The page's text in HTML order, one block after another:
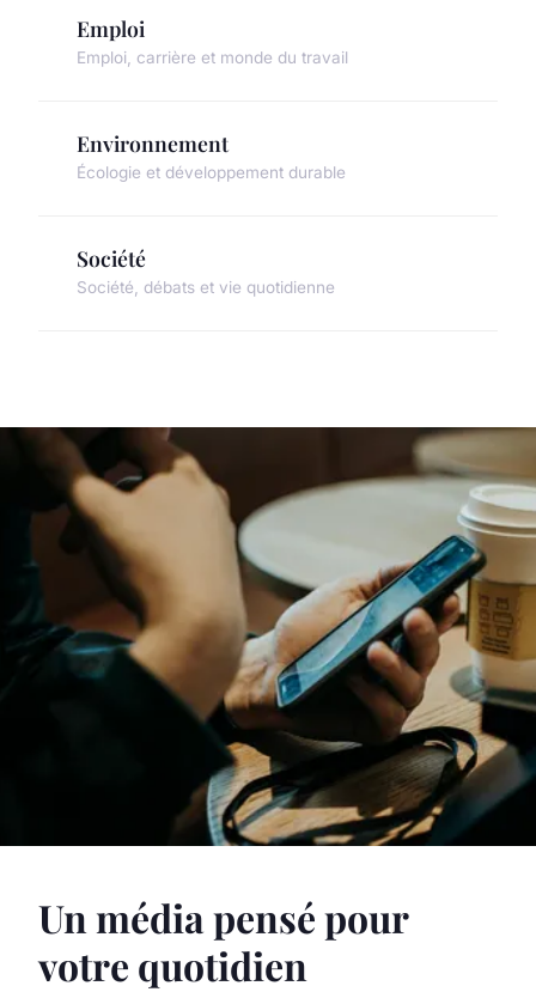
Emploi
Emploi, carrière et monde du travail
Environnement
Écologie et développement durable
Société
Société, débats et vie quotidienne
Un média pensé pour
votre quotidien